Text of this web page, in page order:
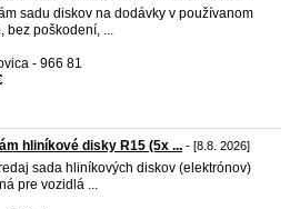
sadu diskov na dodávky v používanom
bez poškodení, ...
- 966 81
hliníkové disky R15 (5x ... - [8.8. 2026]
sada hliníkových diskov (elektrónov)
pre vozidlá ...